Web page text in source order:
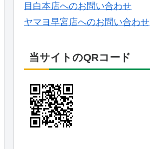
目白本店へのお問い合わせ
ヤマヨ早宮店へのお問い合わせ
当サイトのQRコード